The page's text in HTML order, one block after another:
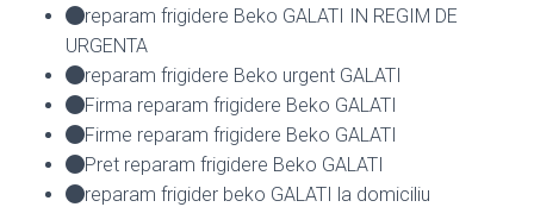
reparam frigidere Beko GALATI IN REGIM DE
URGENTA
reparam frigidere Beko urgent GALATI
Firma reparam frigidere Beko GALATI
Firme reparam frigidere Beko GALATI
Pret reparam frigidere Beko GALATI
reparam frigider beko GALATI la domiciliu